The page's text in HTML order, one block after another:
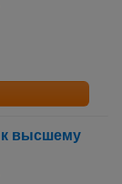
к высшему